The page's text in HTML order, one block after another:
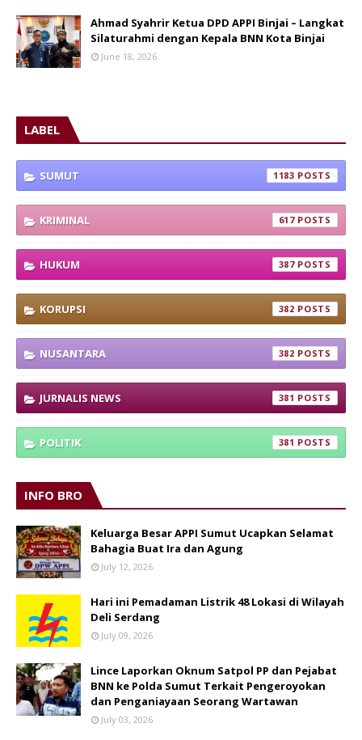
Ahmad Syahrir Ketua DPD APPI Binjai – Langkat
Silaturahmi dengan Kepala BNN Kota Binjai
June 18, 2026
LABEL
SUMUT 1183
KRIMINAL 617
HUKUM 387
KORUPSI 382
NUSANTARA 382
JURNALIS NEWS 381
POLITIK 381
INFO BRO
Keluarga Besar APPI Sumut Ucapkan Selamat
Bahagia Buat Ira dan Agung
July 12, 2026
Hari ini Pemadaman Listrik 48 Lokasi di Wilayah
Deli Serdang
July 09, 2026
Lince Laporkan Oknum Satpol PP dan Pejabat
BNN ke Polda Sumut Terkait Pengeroyokan
dan Penganiayaan Seorang Wartawan
July 03, 2026